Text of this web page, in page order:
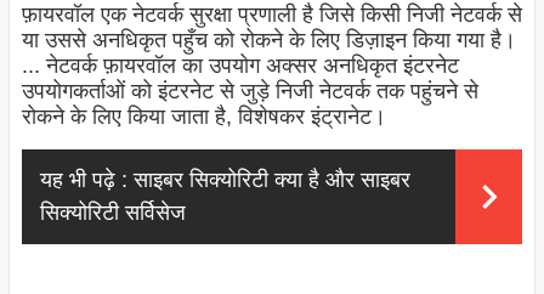
फ़ायरवॉल एक नेटवर्क सुरक्षा प्रणाली है जिसे किसी निजी नेटवर्क से
या उससे अनधिकृत पहुँच को रोकने के लिए डिज़ाइन किया गया है।
... नेटवर्क फ़ायरवॉल का उपयोग अक्सर अनधिकृत इंटरनेट
उपयोगकर्ताओं को इंटरनेट से जुड़े निजी नेटवर्क तक पहुंचने से
रोकने के लिए किया जाता है, विशेषकर इंट्रानेट।
यह भी पढ़े : साइबर सिक्योरिटी क्या है और साइबर
सिक्योरिटी सर्विसेज